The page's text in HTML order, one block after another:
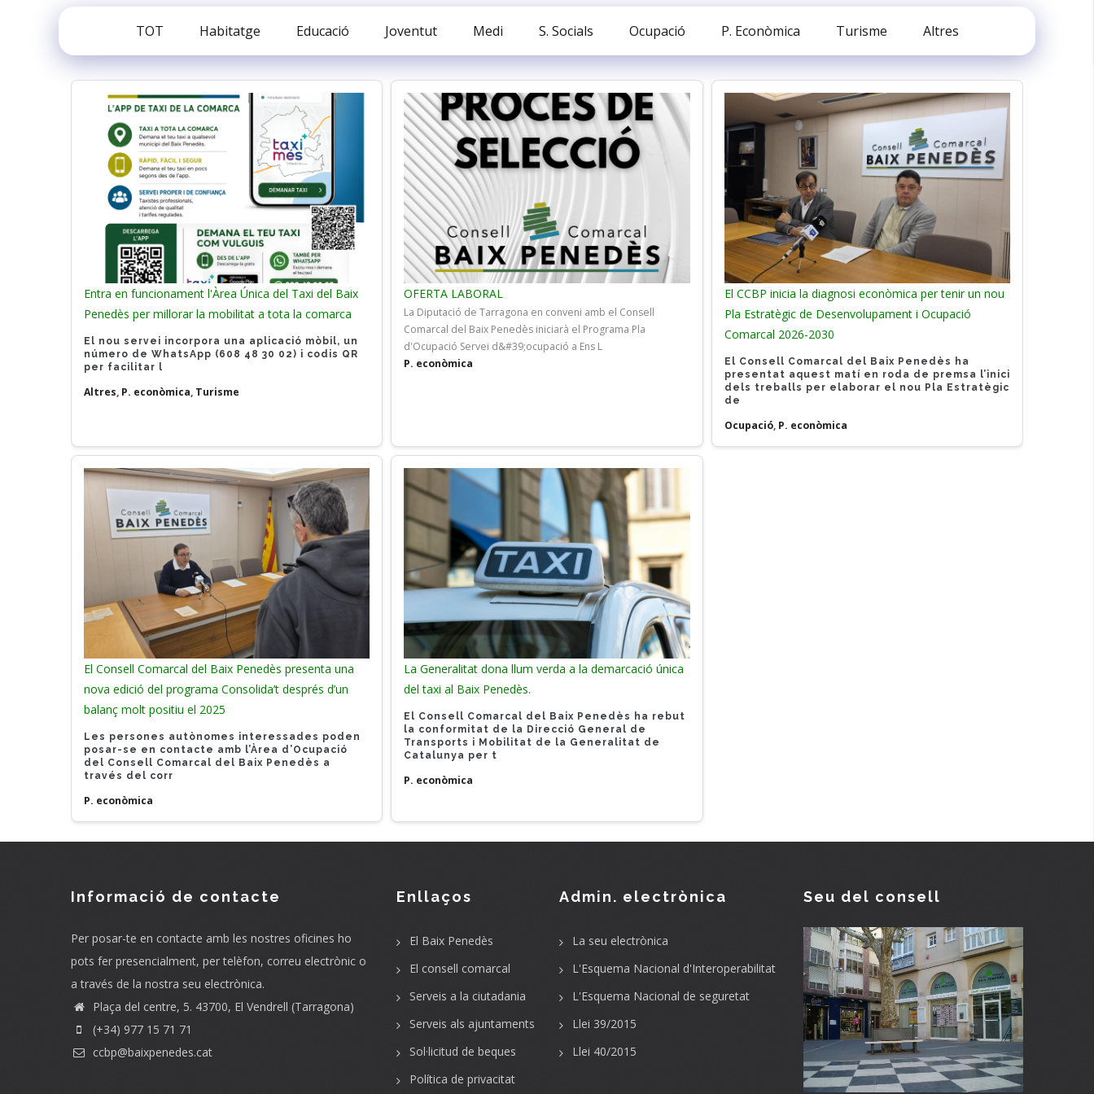
TOT Habitatge Educació Joventut Medi S. Socials Ocupació P. Econòmica Turisme Altres
Entra en funcionament l'Àrea Única del Taxi del Baix
Penedès per millorar la mobilitat a tota la comarca
El nou servei incorpora una aplicació mòbil, un
número de WhatsApp (608 48 30 02) i codis QR
per facilitar l
Altres, P. econòmica, Turisme
OFERTA LABORAL
La Diputació de Tarragona en conveni amb el Consell
Comarcal del Baix Penedès iniciarà el Programa Pla
d'Ocupació Servei d&#39;ocupació a Ens L
P. econòmica
El CCBP inicia la diagnosi econòmica per tenir un nou
Pla Estratègic de Desenvolupament i Ocupació
Comarcal 2026-2030
El Consell Comarcal del Baix Penedès ha
presentat aquest matí en roda de premsa l’inici
dels treballs per elaborar el nou Pla Estratègic
de
Ocupació, P. econòmica
El Consell Comarcal del Baix Penedès presenta una
nova edició del programa Consolida’t després d’un
balanç molt positiu el 2025
Les persones autònomes interessades poden
posar-se en contacte amb l’Àrea d’Ocupació
del Consell Comarcal del Baix Penedès a
través del corr
P. econòmica
La Generalitat dona llum verda a la demarcació única
del taxi al Baix Penedès.
El Consell Comarcal del Baix Penedès ha rebut
la conformitat de la Direcció General de
Transports i Mobilitat de la Generalitat de
Catalunya per t
P. econòmica
Informació de contacte
Per posar-te en contacte amb les nostres oficines ho
pots fer presencialment, per telèfon, correu electrònic o
a través de la nostra seu electrònica.
Plaça del centre, 5. 43700, El Vendrell (Tarragona)
(+34) 977 15 71 71
ccbp@baixpenedes.cat
Enllaços
El Baix Penedès
El consell comarcal
Serveis a la ciutadania
Serveis als ajuntaments
Sol·licitud de beques
Política de privacitat
Admin. electrònica
La seu electrònica
L'Esquema Nacional d'Interoperabilitat
L'Esquema Nacional de seguretat
Llei 39/2015
Llei 40/2015
Seu del consell